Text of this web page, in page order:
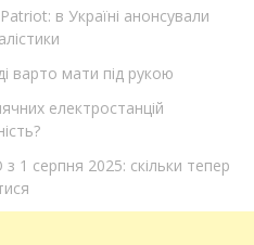
в Україні анонсували
варто мати під рукою
електростанцій
серпня 2025: скільки тепер